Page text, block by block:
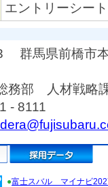
エントリーシー
群馬県前橋市
務部 人材戦略
- 8111
●富士スバル マイナビ